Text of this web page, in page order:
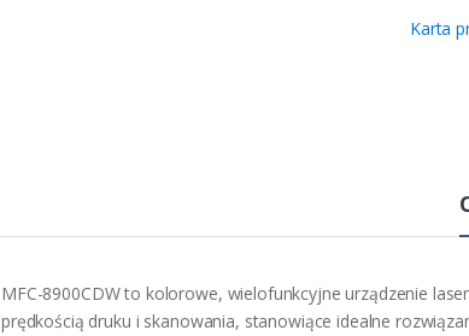
Karta
MFC-8900CDW to kolorowe, wielofunkcyjne urządzenie
prędkością druku i skanowania, stanowiące idealne